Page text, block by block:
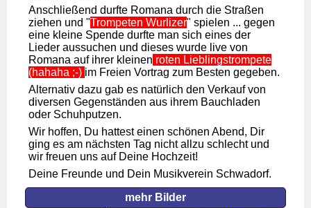
Anschließend durfte Romana durch die Straßen
ziehen und "Trompeten Wurlizer" spielen ... gegen
eine kleine Spende durfte man sich eines der
Lieder aussuchen und dieses wurde live von
Romana auf ihrer kleinen roten Lieblingstrompete
(hahaha ;-) im Freien Vortrag zum Besten gegeben.
Alternativ dazu gab es natürlich den Verkauf von
diversen Gegenständen aus ihrem Bauchladen
oder Schuhputzen.
Wir hoffen, Du hattest einen schönen Abend, Dir
ging es am nächsten Tag nicht allzu schlecht und
wir freuen uns auf Deine Hochzeit!
Deine Freunde und Dein Musikverein Schwadorf.
mehr Bilder